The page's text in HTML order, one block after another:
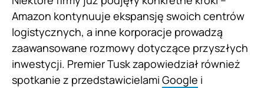
Amazon kontynuuje ekspansję swoich centrów
logistycznych, a inne korporacje prowadzą
zaawansowane rozmowy dotyczące przyszłych
inwestycji. Premier Tusk zapowiedział również
spotkanie z przedstawicielami Google i